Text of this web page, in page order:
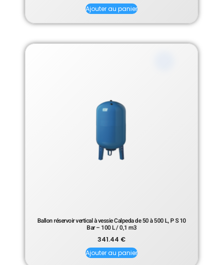
Ajouter au panier
Ballon réservoir vertical à vessie Calpeda de 50 à 500 L, P S 10
Bar – 100 L / 0,1 m3
341.44 €
Ajouter au panier